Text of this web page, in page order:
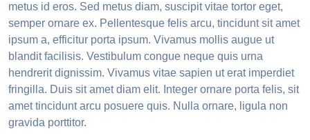
metus id eros. Sed metus diam, suscipit vitae tortor eget,
semper ornare ex. Pellentesque felis arcu, tincidunt sit amet
ipsum a, efficitur porta ipsum. Vivamus mollis augue ut
blandit facilisis. Vestibulum congue neque quis urna
hendrerit dignissim. Vivamus vitae sapien ut erat imperdiet
fringilla. Duis sit amet diam elit. Integer ornare porta felis, sit
amet tincidunt arcu posuere quis. Nulla ornare, ligula non
gravida porttitor.